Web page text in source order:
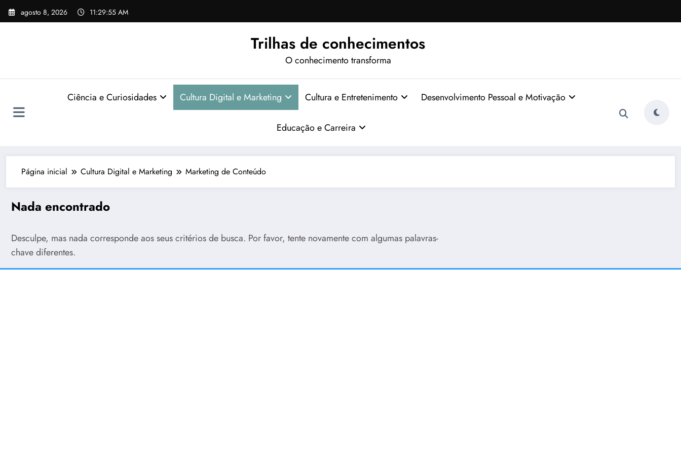
Pular
para
agosto 8, 2026 11:29:55 AM
Trilhas de conhecimentos
O conhecimento transforma
Ciência e Curiosidades Cultura Digital e Marketing Cultura e Entretenimento Desenvolvimento Pessoal e Motivação
Educação e Carreira
Página inicial Cultura Digital e Marketing Marketing de Conteúdo
Nada encontrado
Desculpe, mas nada corresponde aos seus critérios de busca. Por favor, tente novamente com algumas palavras-
chave diferentes.